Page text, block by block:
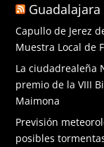
Guadalajara
Capullo de Jerez
Muestra Local de
La ciudadrealeña
premio de la VIII
Maimona
Previsión
posibles